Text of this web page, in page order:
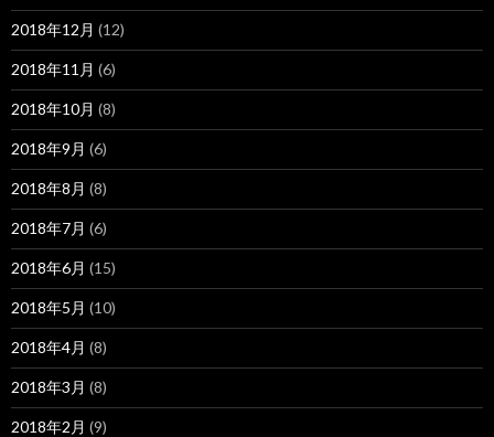
2018年12月 (12)
2018年11月 (6)
2018年10月 (8)
2018年9月 (6)
2018年8月 (8)
2018年7月 (6)
2018年6月 (15)
2018年5月 (10)
2018年4月 (8)
2018年3月 (8)
2018年2月 (9)